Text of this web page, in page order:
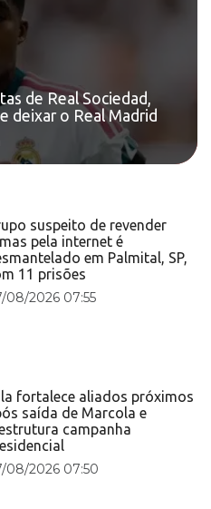
de Real Sociedad,
deixar o Real Madrid
suspeito de revender
pela internet é
em Palmital, SP,
11 prisões
08/2026 07:55
fortalece aliados próximos
saída de Marcola e
campanha
08/2026 07:50